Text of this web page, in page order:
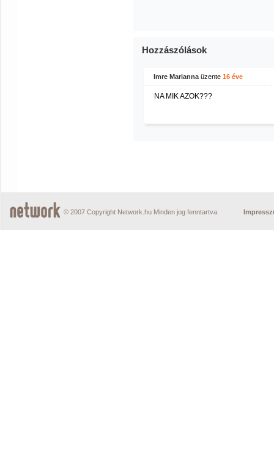
Hozzászólások
Imre Marianna üzente 16 éve
NA MIK AZOK???
© 2007 Copyright Network.hu Minden jog fenntartva.